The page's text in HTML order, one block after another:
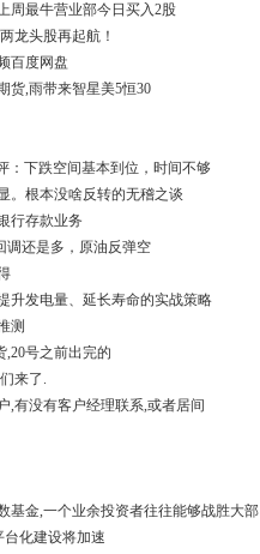
周最牛营业部今日买入2股
龙头股再起航！
百度网盘
货,雨带来智星美5恒30
：下跌空间基本到位，时间不够
。根本没啥反转的无稽之谈
行存款业务
调还是多，原油反弹空
升发电量、延长寿命的实战策略
测
,20号之前出完的
来了.
,有没有客户经理联系,或者居间
基金,一个业余投资者往往能够战胜大部
台化建设将加速